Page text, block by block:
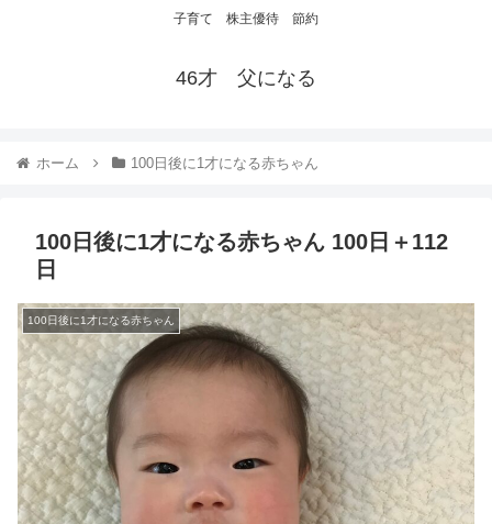
子育て 株主優待 節約
46才 父になる
ホーム 100日後に1才になる赤ちゃん
100日後に1才になる赤ちゃん 100日＋112
日
100日後に1才になる赤ちゃん